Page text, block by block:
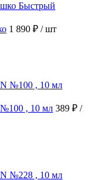
Быстрый
1 890 ₽ / шт
, 10 мл 389 ₽ /